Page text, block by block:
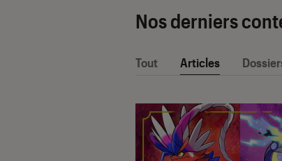
Nos derniers
Tout Articles